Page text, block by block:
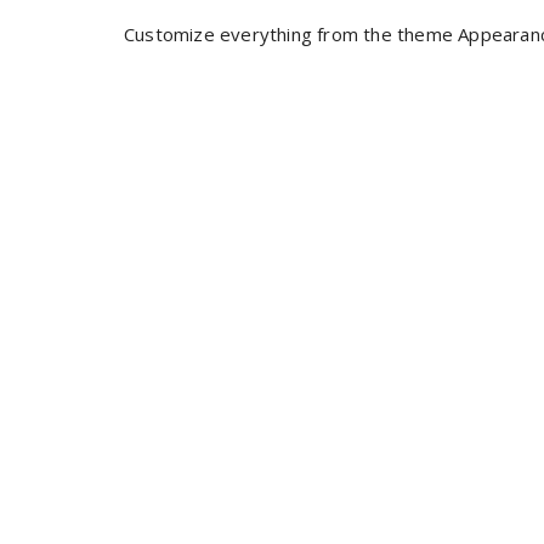
Customize everything from the theme